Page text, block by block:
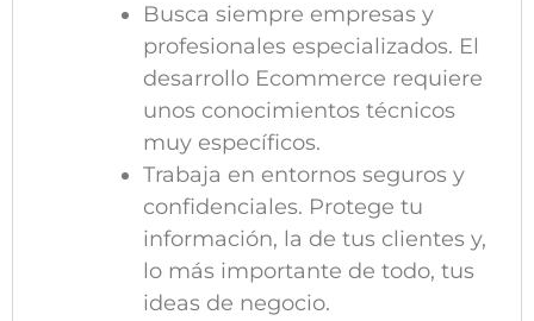
Busca siempre empresas y
profesionales especializados. El
desarrollo Ecommerce requiere
unos conocimientos técnicos
muy específicos.
Trabaja en entornos seguros y
confidenciales. Protege tu
información, la de tus clientes y,
lo más importante de todo, tus
ideas de negocio.